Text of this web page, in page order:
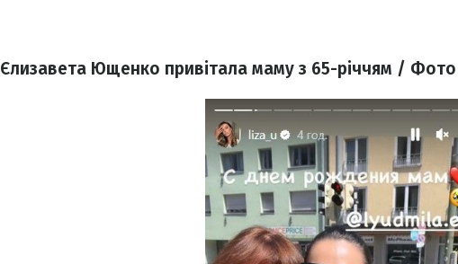
Єлизавета Ющенко привітала маму з 65-річчям / Фото